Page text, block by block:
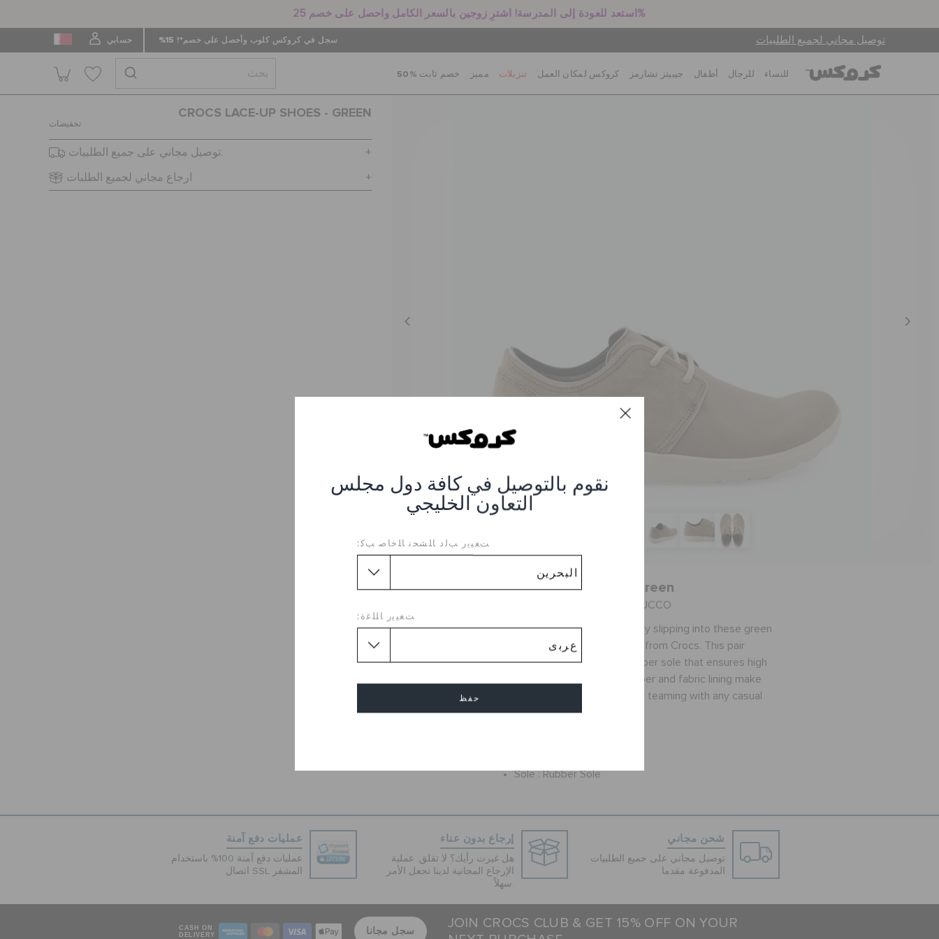
استعد للعودة إلى المدرسة! اشترِ زوجين بالسعر الكامل واحصل على خصم 25%
توصيل مجاني لجميع الطلبيات سجل في كروكس كلوب وأحصل على خصم*! 15% حسابي
نقوم بالتوصيل في كافة دول مجلس
التعاون الخليجي
ﺖﻐﻴﻳﺭ ﺐﻟﺩ ﺎﻠﺸﺤﻧ ﺎﻠﺧﺎﺻ ﺐﻛ:
ﺖﻐﻴﻳﺭ ﺎﻠﻠﻏﺓ:
حفظ
للنساء للرجال أطفال جيبيتز تشارمز كروكس لمكان العمل تنزيلات مميز خصم ثابت %50
CROCS LACE-UP SHOES - GREEN
تخفيضات
توصيل مجاني على جميع الطلبيات.
ارجاع مجاني لجميع الطلبات
Crocs Lace-Up Shoes - Green
العنصر #204223-26P-KHAKI-STUCCO
Lend your feet ulterior comfort by slipping into these green
colored low-ankle lace-up shoes from Crocs. This pair
features lace-up closure and rubber sole that ensures high
durability. Further, the leather upper and fabric lining make
these lifestyle shoes suitable for teaming with any casual
outfit.
Sole :Rubber Sole
شحن مجاني
توصيل مجاني على جميع الطلبيات
المدفوعة مقدما
إرجاع بدون عناء
هل غيرت رأيك؟ لا تقلق. عملية
الإرجاع المجانية لدينا تجعل الأمر
سهلاً.
عمليات دفع آمنة
عمليات دفع آمنة 100% باستخدام
اتصال SSL المشفر
JOIN CROCS CLUB & GET 15% OFF ON YOUR
سجل مجانا
CASH ON
DELIVERY